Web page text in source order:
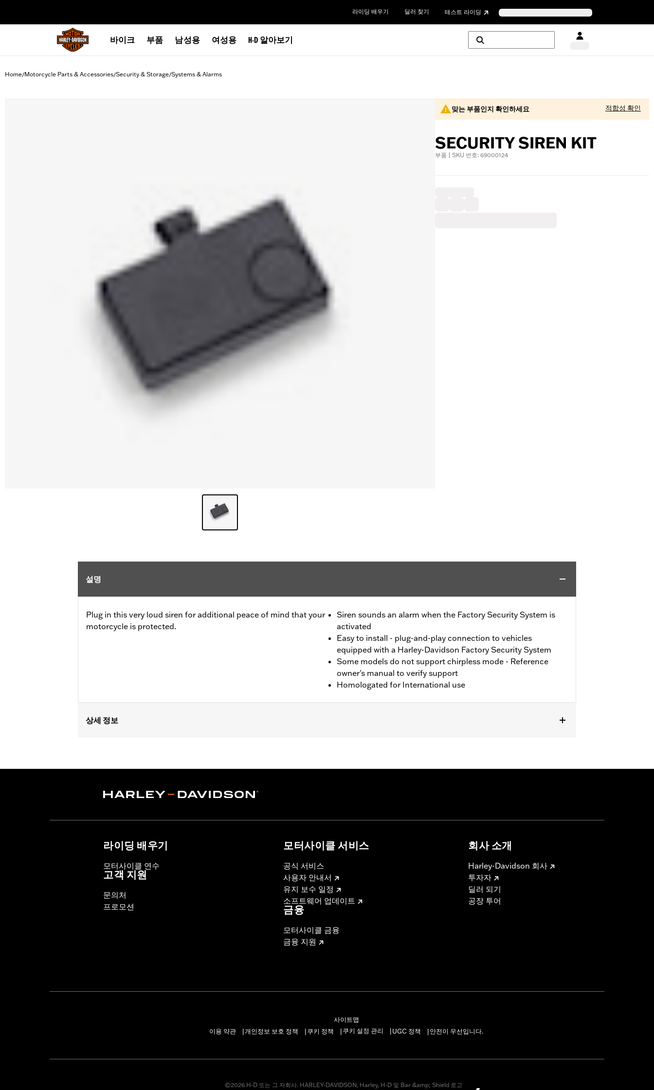
라이딩 배우기 딜러 찾기 테스트 라이딩
바이크 부품 남성용 여성용 H-D 알아보기
Home/Motorcycle Parts & Accessories/Security & Storage/Systems & Alarms
맞는 부품인지 확인하세요 적합성 확인
SECURITY SIREN KIT
부품 | SKU 번호: 69000124
설명
Plug in this very loud siren for additional peace of mind that your
motorcycle is protected.
Siren sounds an alarm when the Factory Security System is
activated
Easy to install - plug-and-play connection to vehicles
equipped with a Harley-Davidson Factory Security System
Some models do not support chirpless mode - Reference
owner's manual to verify support
Homologated for International use
상세 정보
'09-later Trike models equipped with H-D® Smart Security System or H-D® Factory Security System. ’21-'23 RA1250, RA1250S and
separate purchase of mounting bracket P/N 69201473. 2002-2006 VRSCA, VRSCB, VRSCD Models require the purchase of a loop side
In the Box:Siren, hardware, installation instructions
라이딩 배우기
모터사이클 연수
고객 지원
문의처
프로모션
모터사이클 서비스
공식 서비스
사용자 안내서
유지 보수 일정
소프트웨어 업데이트
금융
모터사이클 금융
금융 지원
회사 소개
Harley-Davidson 회사
투자자
딜러 되기
공장 투어
사이트맵
이용 약관
개인정보 보호 정책 쿠키 정책 쿠키 설정 관리 UGC 정책 안전이 우선입니다.
©2026 H-D 또는 그 자회사. HARLEY-DAVIDSON, Harley, H-D 및 Bar &amp; Shield 로고